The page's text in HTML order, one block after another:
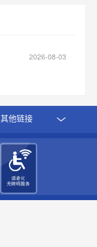
2026-08-03
其他链接